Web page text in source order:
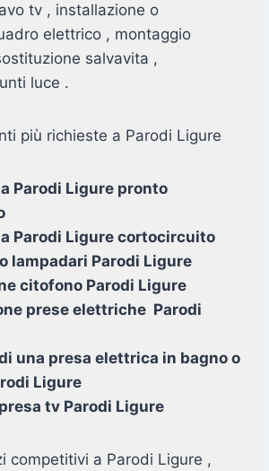
tv , installazione o
elettrico , montaggio
salvavita ,
luce .
più richieste a Parodi Ligure
Parodi Ligure pronto
Parodi Ligure cortocircuito
lampadari Parodi Ligure
citofono Parodi Ligure
prese elettriche Parodi
una presa elettrica in bagno o
Ligure
tv Parodi Ligure
competitivi a Parodi Ligure ,